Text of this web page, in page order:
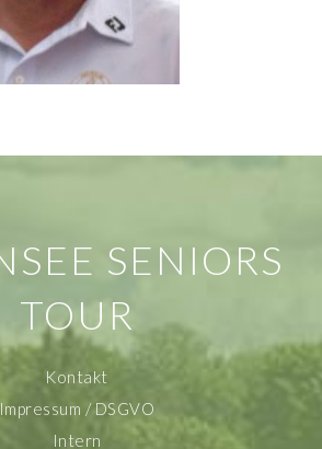
SENIORS
TOUR
Kontakt
Impressum / DSGVO
Intern